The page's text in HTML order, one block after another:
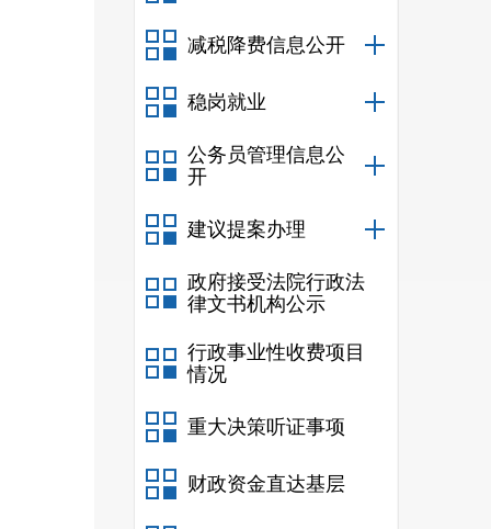
减税降费信息公开
稳岗就业
公务员管理信息公
开
建议提案办理
政府接受法院行政法
律文书机构公示
行政事业性收费项目
情况
重大决策听证事项
财政资金直达基层